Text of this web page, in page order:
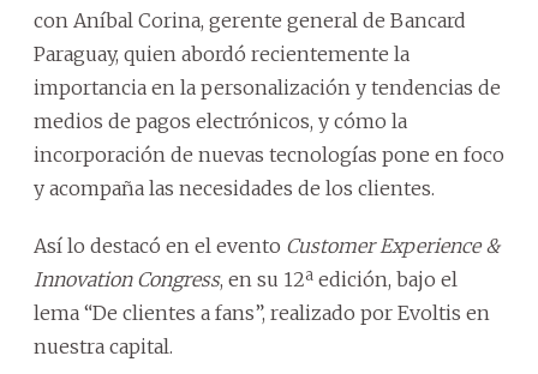
con Aníbal Corina, gerente general de Bancard
Paraguay, quien abordó recientemente la
importancia en la personalización y tendencias de
medios de pagos electrónicos, y cómo la
incorporación de nuevas tecnologías pone en foco
y acompaña las necesidades de los clientes.
Así lo destacó en el evento Customer Experience &
Innovation Congress, en su 12ª edición, bajo el
lema “De clientes a fans”, realizado por Evoltis en
nuestra capital.